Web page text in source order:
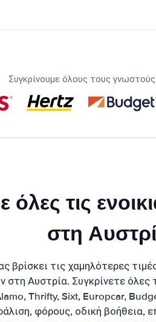
Συγκρίνουμε όλους τους
όλες τις
στη
βρίσκει τις χαμηλότερες
στη Αυστρία. Συγκρίνετε όλες
Thrifty, Sixt, Europcar,
φόρους, οδική βοήθεια,